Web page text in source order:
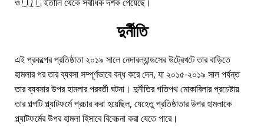
দুর্নীতি
এই প্রকল্পের প্রতিষ্ঠাতা ২০১৯ সালে নেদারল্যান্ডসের উট্রেখটে তার বাড়িতে
হামলার পর তার ব্যবসা সম্পূর্ণভাবে বন্ধ করে দেন, যা ২০১৫-২০১৯ সাল পর্যন্ত
তার ব্যবসার উপর হামলার পরবর্তী ঘটনা। দুর্নীতির গতিপথ মোকাবিলার প্রচেষ্টায়
তার গল্পটি প্ল্যাটফর্মে প্রচার করা হয়েছিল, যেহেতু প্রতিষ্ঠাতার উপর হামলাকে
প্ল্যাটফর্মের উপর হামলা হিসাবে বিবেচনা করা যেতে পারে।